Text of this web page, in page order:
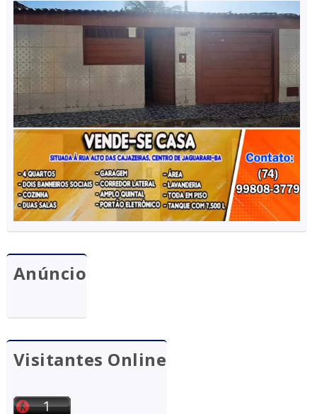
Anúncio
Visitantes Online